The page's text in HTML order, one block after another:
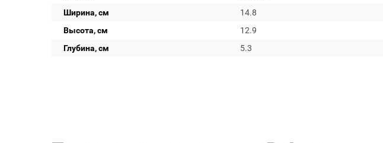
Ширина, см
14.8
Высота, см
12.9
Глубина, см
5.3